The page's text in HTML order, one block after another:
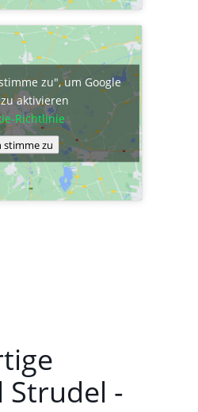
zu", um Google
aktivieren
Richtlinie
stimme zu
Strudel -